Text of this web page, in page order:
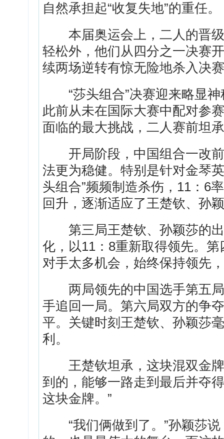
自然承担起“收复失地”的重任。
本届奥运会上，二人的晋级
轻松外，他们从四分之一决赛
续两场逆转有惊无险地杀入决
“莎头组合”决赛迎来略显神
此前从未在国际大赛中配对参
面临的最大挑战，二人赛前坦
开局阶段，中国组合一改前
法更为稳健。特别是针对金琴
头组合”频频制造杀伤，11：6
回升，逐渐适应了王楚钦、孙
第三局王楚钦、孙颖莎的出
化，以11：8重新取得领先。
对手太多机会，始终保持领先
两局领先的中国选手第五局
手追回一局。第六局双方的争
平。关键时刻王楚钦、孙颖莎
利。
王楚钦坦承，这块混双金牌
到的，能够一路走到最后并夺
这块金牌。”
“我们俩做到了。”孙颖莎说